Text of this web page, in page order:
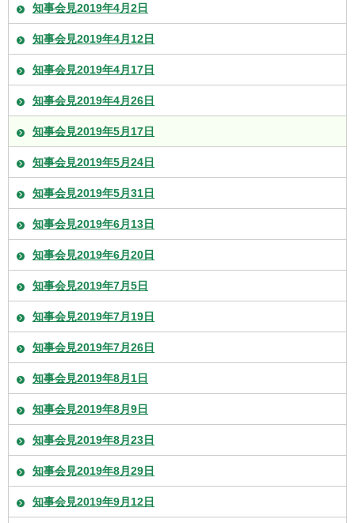
知事会見2019年4月2日
知事会見2019年4月12日
知事会見2019年4月17日
知事会見2019年4月26日
知事会見2019年5月17日
知事会見2019年5月24日
知事会見2019年5月31日
知事会見2019年6月13日
知事会見2019年6月20日
知事会見2019年7月5日
知事会見2019年7月19日
知事会見2019年7月26日
知事会見2019年8月1日
知事会見2019年8月9日
知事会見2019年8月23日
知事会見2019年8月29日
知事会見2019年9月12日